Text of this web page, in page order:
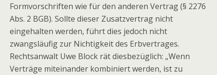
Formvorschriften wie für den anderen Vertrag (§ 2276
Abs. 2 BGB). Sollte dieser Zusatzvertrag nicht
eingehalten werden, führt dies jedoch nicht
zwangsläufig zur Nichtigkeit des Erbvertrages.
Rechtsanwalt Uwe Block rät diesbezüglich: „Wenn
Verträge miteinander kombiniert werden, ist zu